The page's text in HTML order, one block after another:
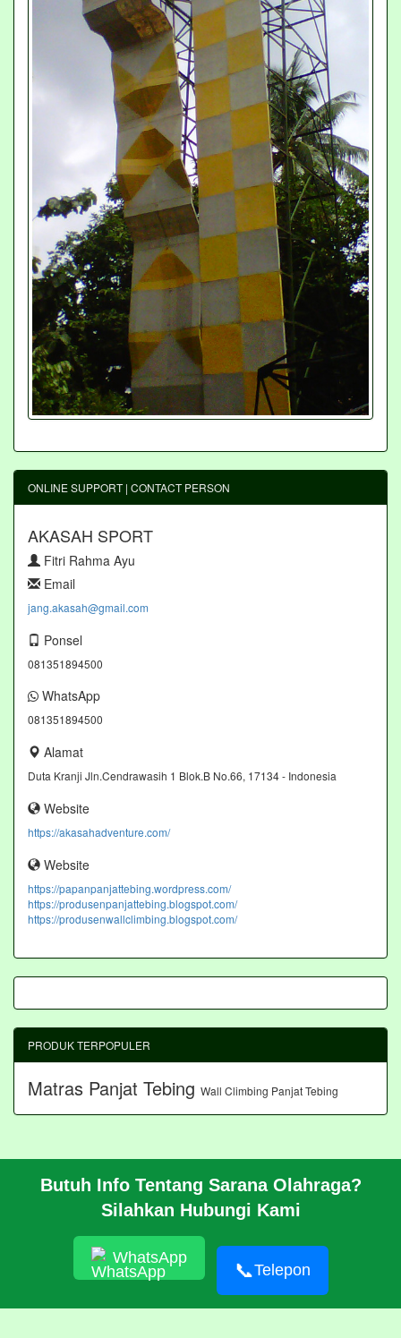
ONLINE SUPPORT | CONTACT PERSON
AKASAH SPORT
Fitri Rahma Ayu
Email
jang.akasah@gmail.com
Ponsel
081351894500
WhatsApp
081351894500
Alamat
Duta Kranji Jln.Cendrawasih 1 Blok.B No.66, 17134 - Indonesia
Website
https://akasahadventure.com/
Website
https://papanpanjattebing.wordpress.com/
https://produsenpanjattebing.blogspot.com/
https://produsenwallclimbing.blogspot.com/
Butuh Info Tentang Sarana Olahraga?
Silahkan Hubungi Kami
WhatsApp
📞Telepon
PRODUK TERPOPULER
Matras Panjat Tebing Wall Climbing Panjat Tebing
CARA PESAN
HUBUNGI KAMI
Pembangunan Wall Climbing Di PPLP Banten
© 2026 https://akasahadventure.com/